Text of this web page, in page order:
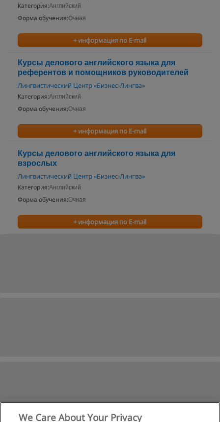
Категория:Английский
Форма обучения:Очная
+ информация по E-mail
Курсы делового английского языка для
референтов и помощников руководителей
Лингвистический Центр «Бизнес-Лингва»
Категория:Английский
Форма обучения:Очная
+ информация по E-mail
Курсы делового английского языка для
взрослых
Лингвистический Центр «Бизнес-Лингва»
Категория:Английский
Форма обучения:Очная
+ информация по E-mail
We Care About Your Privacy